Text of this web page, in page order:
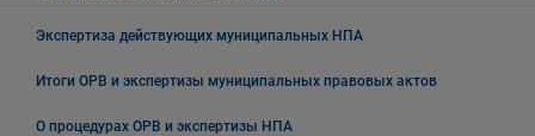
Экспертиза действующих муниципальных НПА
Итоги ОРВ и экспертизы муниципальных правовых актов
О процедурах ОРВ и экспертизы НПА